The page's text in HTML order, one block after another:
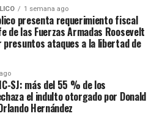
1 semana ago
presenta requerimiento fiscal
de las Fuerzas Armadas Roosevelt
presuntos ataques a la libertad de
SJ: más del 55 % de los
el indulto otorgado por Donald
Hernández